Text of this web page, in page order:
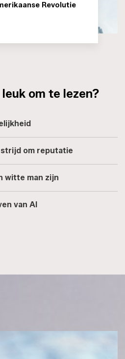
Revolutie
leuk om te lezen?
om reputatie
witte man zijn
van AI